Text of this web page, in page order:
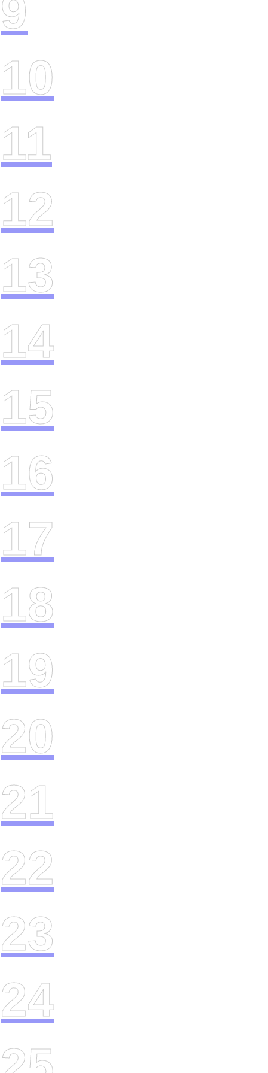
9
10
11
12
13
14
15
16
17
18
19
20
21
22
23
24